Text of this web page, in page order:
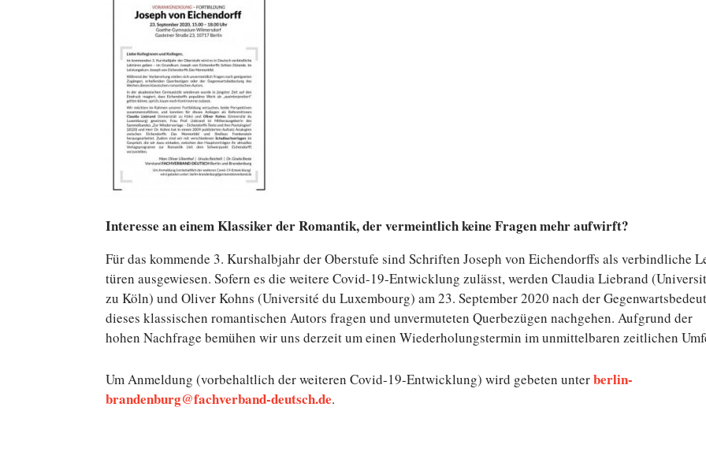
In­ter­es­se an einem Klas­si­ker der Ro­man­tik, der ver­meint­lich keine Fragen mehr aufwirft?
Für das kom­men­de 3. Kurs­halb­jahr der Ober­stu­fe sind Schrif­ten Joseph von Ei­chen­dorffs als ver­bind­li­che
tü­ren aus­ge­wie­sen. Sofern es die weitere Covid-19-Entwicklung zulässt, werden Claudia Liebrand
zu Köln) und Oliver Kohns (Uni­ver­si­té du Lu­xem­bourg) am 23. Sep­tem­ber 2020 nach der
dieses klas­si­schen ro­man­ti­schen Autors fragen und un­ver­mu­te­ten Quer­be­zü­gen nach­ge­hen. Auf­grund der
hohen Nach­fra­ge bemühen wir uns derzeit um einen Wie­der­ho­lungs­ter­min im un­mit­tel­ba­ren zeit­li­chen
Um An­mel­dung (vor­be­halt­lich der wei­te­ren Covid-19-Entwicklung) wird gebeten unterberlin-
brandenburg@fachverband-deutsch.de.